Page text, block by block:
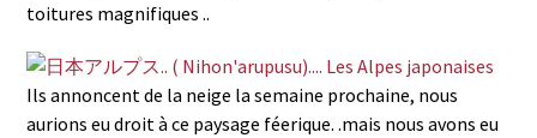
toitures magnifiques ..
Ils annoncent de la neige la semaine prochaine, nous
aurions eu droit à ce paysage féerique. .mais nous avons eu